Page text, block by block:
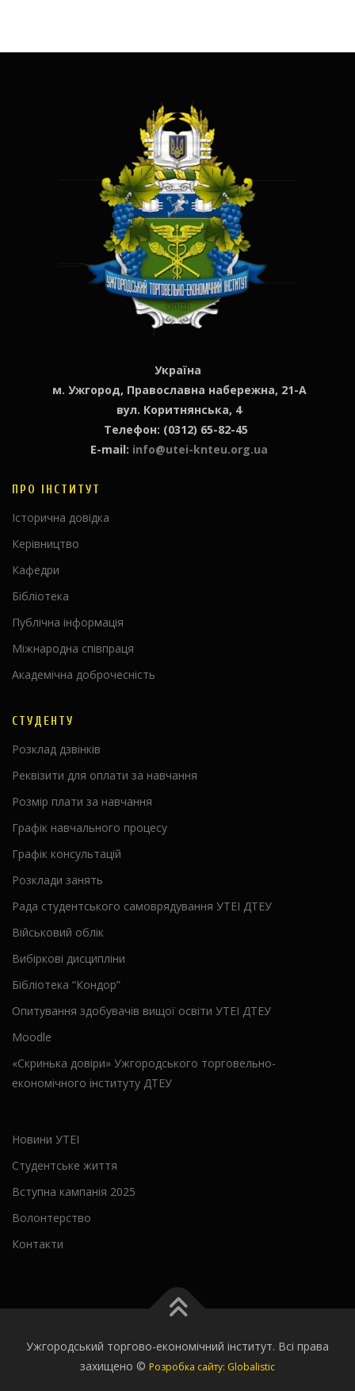
Україна
м. Ужгород, Православна набережна, 21-А
вул. Коритнянська, 4
Телефон: (0312) 65-82-45
E-mail: info@utei-knteu.org.ua
ПРО ІНСТИТУТ
Історична довідка
Керівництво
Кафедри
Бібліотека
Публічна інформація
Міжнародна співпраця
Академічна доброчесність
СТУДЕНТУ
Розклад дзвінків
Реквізити для оплати за навчання
Розмір плати за навчання
Графік навчального процесу
Графік консультацій
Розклади занять
Рада студентського самоврядування УТЕІ ДТЕУ
Військовий облік
Вибіркові дисципліни
Бібліотека “Кондор”
Опитування здобувачів вищої освіти УТЕІ ДТЕУ
Moodle
«Скринька довіри» Ужгородського торговельно-
економічного інституту ДТЕУ
Новини УТЕІ
Студентське життя
Вступна кампанія 2025
Волонтерство
Контакти
Ужгородський торгово-економічний інститут. Всі права
захищено © Розробка сайту: Globalistic